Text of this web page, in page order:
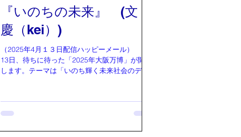
とその頃の私は、辛くて悲しい環境の中にいた
のでしょう。 それを裏付ける物をある時に発見
しました。 大事に保存している小学校時代の通
知表を何気なく開いた時、小学5年
『いのちの未来』 (文：
慶（kei）)
（2025年4月１３日配信ハッピーメール） 4月
13日、待ちに待った「2025年大阪万博」が開幕
します。テーマは「いのち輝く未来社会のデザ
ロデュースする「シグネチャーパビリオン」が
設置されています。 その中でも特に私が注目
す。ここでは人間とロボットが共に生きる未来